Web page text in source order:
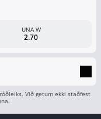
UNA W
2.70
Við getum ekki staðfest